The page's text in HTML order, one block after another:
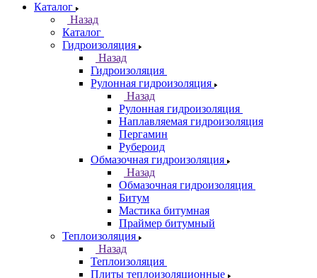
Каталог
Назад
Каталог
Гидроизоляция
Назад
Гидроизоляция
Рулонная гидроизоляция
Назад
Рулонная гидроизоляция
Наплавляемая гидроизоляция
Пергамин
Рубероид
Обмазочная гидроизоляция
Назад
Обмазочная гидроизоляция
Битум
Мастика битумная
Праймер битумный
Теплоизоляция
Назад
Теплоизоляция
Плиты теплоизоляционные